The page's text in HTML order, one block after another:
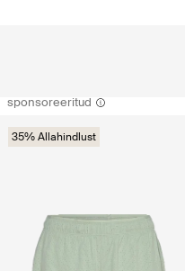
sponsoreeritud
35% Allahindlust